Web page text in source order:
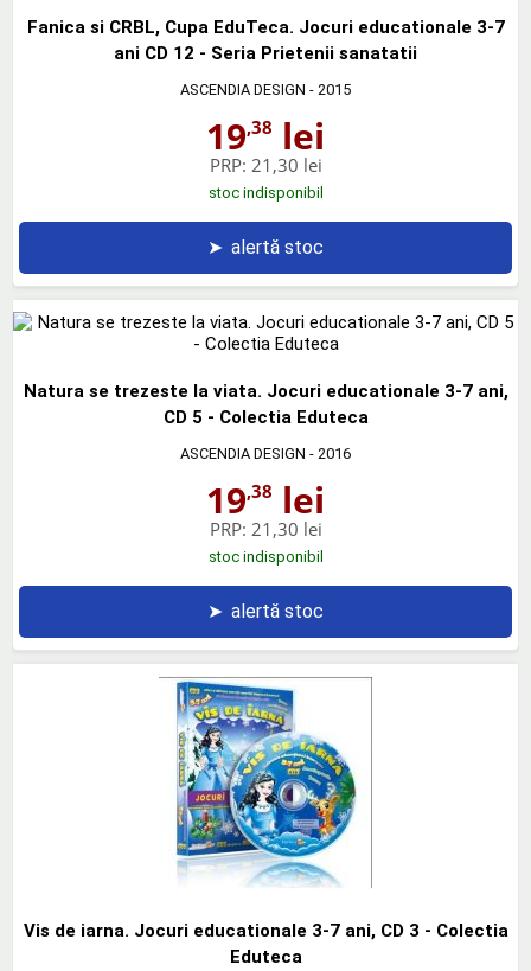
Fanica si CRBL, Cupa EduTeca. Jocuri educationale 3-7
ani CD 12 - Seria Prietenii sanatatii
ASCENDIA DESIGN - 2015
19,38 lei
PRP: 21,30 lei
stoc indisponibil
➤ alertă stoc
Natura se trezeste la viata. Jocuri educationale 3-7 ani,
CD 5 - Colectia Eduteca
ASCENDIA DESIGN - 2016
19,38 lei
PRP: 21,30 lei
stoc indisponibil
➤ alertă stoc
Vis de iarna. Jocuri educationale 3-7 ani, CD 3 - Colectia
Eduteca